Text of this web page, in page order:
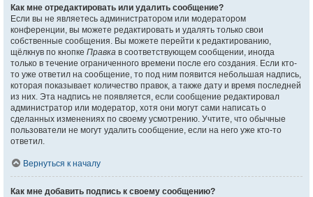
Как мне отредактировать или удалить сообщение?
Если вы не являетесь администратором или модератором
конференции, вы можете редактировать и удалять только свои
собственные сообщения. Вы можете перейти к редактированию,
щёлкнув по кнопке Правка в соответствующем сообщении, иногда
только в течение ограниченного времени после его создания. Если кто-
то уже ответил на сообщение, то под ним появится небольшая надпись,
которая показывает количество правок, а также дату и время последней
из них. Эта надпись не появляется, если сообщение редактировал
администратор или модератор, хотя они могут сами написать о
сделанных изменениях по своему усмотрению. Учтите, что обычные
пользователи не могут удалить сообщение, если на него уже кто-то
ответил.
Вернуться к началу
Как мне добавить подпись к своему сообщению?